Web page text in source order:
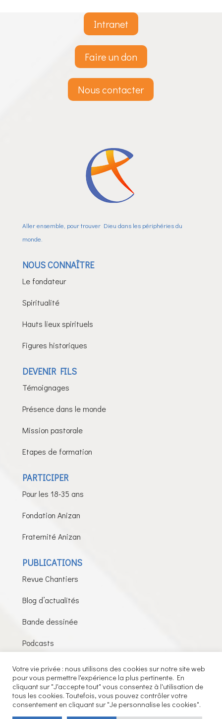
Intranet
Faire un don
Nous contacter
Aller ensemble, pour trouver Dieu dans les périphéries du
monde.
NOUS CONNAÎTRE
Le fondateur
Spiritualité
Hauts lieux spirituels
Figures historiques
DEVENIR FILS
Témoignages
Présence dans le monde
Mission pastorale
Etapes de formation
PARTICIPER
Pour les 18-35 ans
Fondation Anizan
Fraternité Anizan
PUBLICATIONS
Revue Chantiers
Blog d’actualités
Bande dessinée
Podcasts
Fils de la Charité © 2026 – Tous droits réservés –
Mentions légales
Votre vie privée : nous utilisons des cookies sur notre site web
pour vous permettre l'expérience la plus pertinente. En
cliquant sur "J'accepte tout" vous consentez à l'utilisation de
tous les cookies. Toutefois, vous pouvez contrôler votre
consentement en cliquant sur "Je personnalise les cookies".